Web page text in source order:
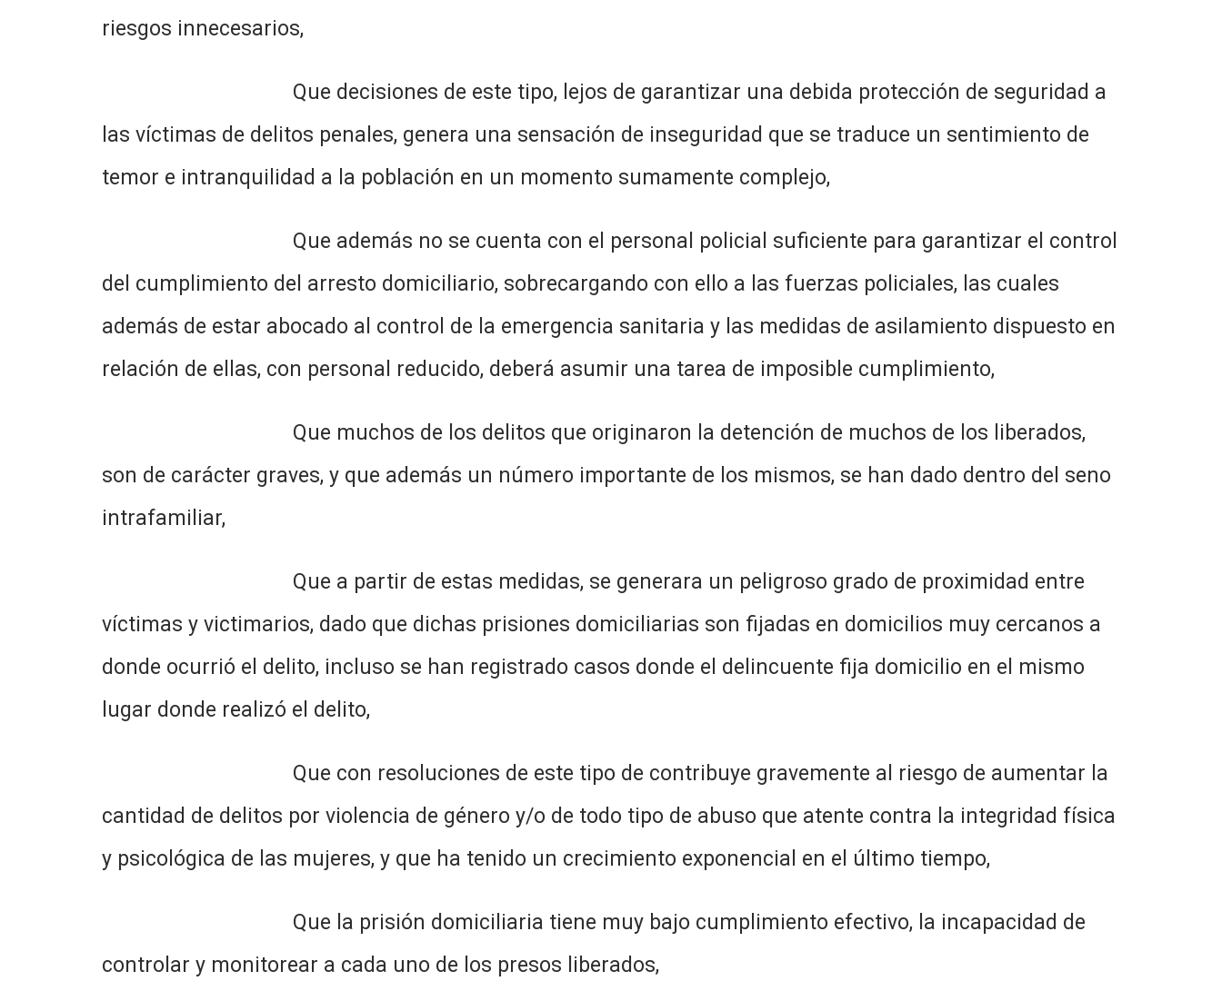
riesgos innecesarios,
Que decisiones de este tipo, lejos de garantizar una debida protección de seguridad a
las víctimas de delitos penales, genera una sensación de inseguridad que se traduce un sentimiento de
temor e intranquilidad a la población en un momento sumamente complejo,
Que además no se cuenta con el personal policial suficiente para garantizar el control
del cumplimiento del arresto domiciliario, sobrecargando con ello a las fuerzas policiales, las cuales
además de estar abocado al control de la emergencia sanitaria y las medidas de asilamiento dispuesto en
relación de ellas, con personal reducido, deberá asumir una tarea de imposible cumplimiento,
Que muchos de los delitos que originaron la detención de muchos de los liberados,
son de carácter graves, y que además un número importante de los mismos, se han dado dentro del seno
intrafamiliar,
Que a partir de estas medidas, se generara un peligroso grado de proximidad entre
víctimas y victimarios, dado que dichas prisiones domiciliarias son fijadas en domicilios muy cercanos a
donde ocurrió el delito, incluso se han registrado casos donde el delincuente fija domicilio en el mismo
lugar donde realizó el delito,
Que con resoluciones de este tipo de contribuye gravemente al riesgo de aumentar la
cantidad de delitos por violencia de género y/o de todo tipo de abuso que atente contra la integridad física
y psicológica de las mujeres, y que ha tenido un crecimiento exponencial en el último tiempo,
Que la prisión domiciliaria tiene muy bajo cumplimiento efectivo, la incapacidad de
controlar y monitorear a cada uno de los presos liberados,